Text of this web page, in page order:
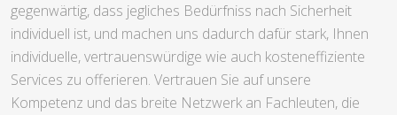
gegenwärtig, dass jegliches Bedürfniss nach Sicherheit
individuell ist, und machen uns dadurch dafür stark, Ihnen
individuelle, vertrauenswürdige wie auch kosteneffiziente
Services zu offerieren. Vertrauen Sie auf unsere
Kompetenz und das breite Netzwerk an Fachleuten, die